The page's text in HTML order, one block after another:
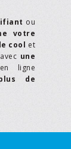
ou
votre
cool et
une
ligne
de